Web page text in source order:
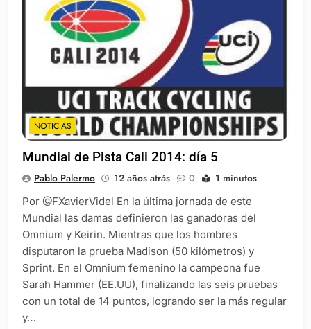
NOTICIAS
Mundial de Pista Cali 2014: día 5
Pablo Palermo 12 años atrás 0 1 minutos
Por @FXavierVidel En la última jornada de este
Mundial las damas definieron las ganadoras del
Omnium y Keirin. Mientras que los hombres
disputaron la prueba Madison (50 kilómetros) y
Sprint. En el Omnium femenino la campeona fue
Sarah Hammer (EE.UU), finalizando las seis pruebas
con un total de 14 puntos, logrando ser la más regular
y…